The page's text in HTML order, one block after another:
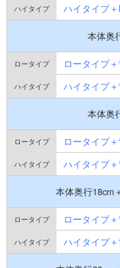
ハイタイプ
本体奥
ロータイプ
ハイタイプ
本体奥
ロータイプ
ハイタイプ
本体奥行18cm
ロータイプ
ハイタイプ